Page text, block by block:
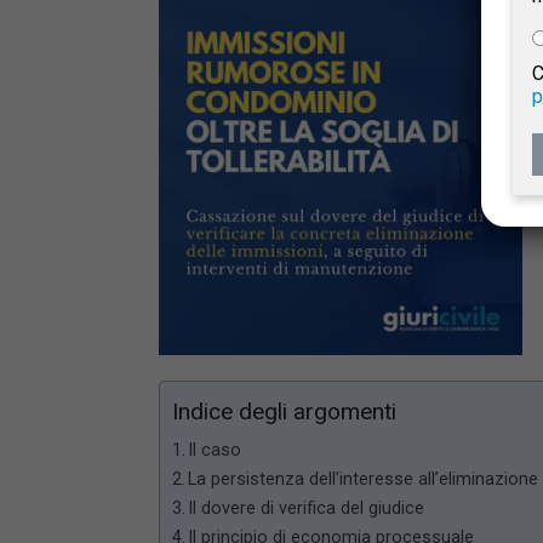
Indice degli argomenti
Il caso
La persistenza dell’interesse
Il dovere di verifica del giudice
Il principio di economia processuale